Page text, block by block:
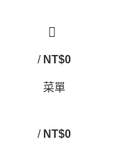
/ NT$0
菜單
/ NT$0